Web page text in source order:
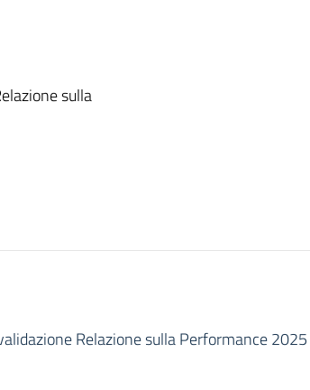
sulla
Relazione sulla Performance 2025